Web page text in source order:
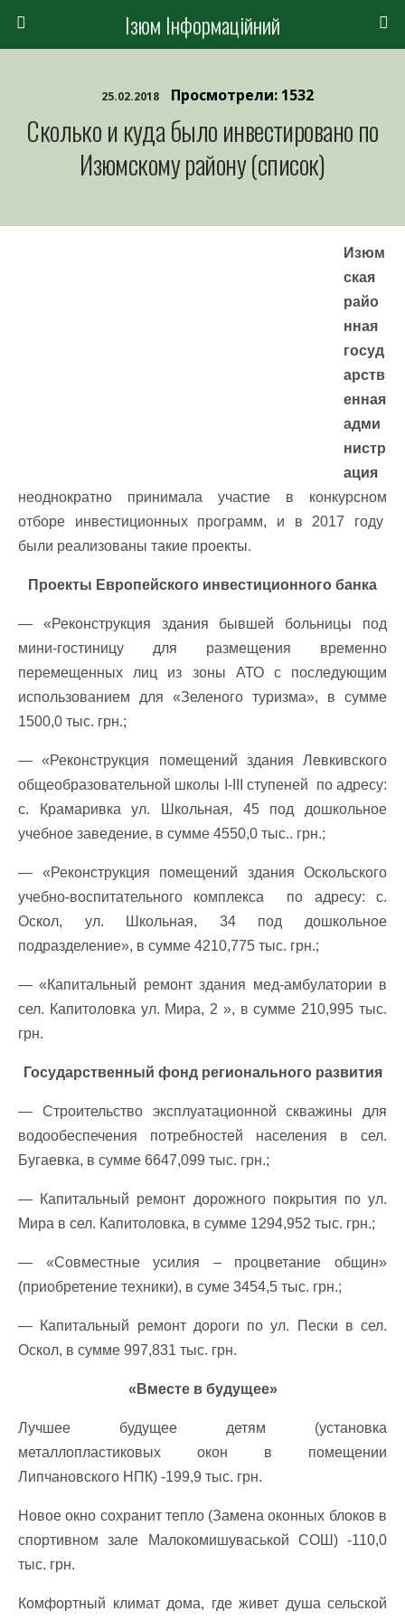
Ізюм Інформаційний
25.02.2018 Просмотрели: 1532
Сколько и куда было инвестировано по
Изюмскому району (список)
Изюм
ская
райо
нная
госуд
арств
енная
адми
нистр
ация
неоднократно принимала участие в конкурсном
отборе инвестиционных программ, и в 2017 году
были реализованы такие проекты.
Проекты Европейского инвестиционного банка
— «Реконструкция здания бывшей больницы под
мини-гостиницу для размещения временно
перемещенных лиц из зоны АТО с последующим
использованием для «Зеленого туризма», в сумме
1500,0 тыс. грн.;
— «Реконструкция помещений здания Левкивского
общеобразовательной школы І-ІІІ ступеней по адресу:
с. Крамаривка ул. Школьная, 45 под дошкольное
учебное заведение, в сумме 4550,0 тыс.. грн.;
— «Реконструкция помещений здания Оскольского
учебно-воспитательного комплекса по адресу: с.
Оскол, ул. Школьная, 34 под дошкольное
подразделение», в сумме 4210,775 тыс. грн.;
— «Капитальный ремонт здания мед-амбулатории в
сел. Капитоловка ул. Мира, 2 », в сумме 210,995 тыс.
грн.
Государственный фонд регионального развития
— Строительство эксплуатационной скважины для
водообеспечения потребностей населения в сел.
Бугаевка, в сумме 6647,099 тыс. грн.;
— Капитальный ремонт дорожного покрытия по ул.
Мира в сел. Капитоловка, в сумме 1294,952 тыс. грн.;
— «Совместные усилия – процветание общин»
(приобретение техники), в суме 3454,5 тыс. грн.;
— Капитальный ремонт дороги по ул. Пески в сел.
Оскол, в сумме 997,831 тыс. грн.
«Вместе в будущее»
Лучшее будущее детям (установка
металлопластиковых окон в помещении
Липчановского НПК) -199,9 тыс. грн.
Новое окно сохранит тепло (Замена оконных блоков в
спортивном зале Малокомишуваськой СОШ) -110,0
тыс. грн.
Комфортный климат дома, где живет душа сельской